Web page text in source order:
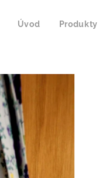
Úvod Produkty